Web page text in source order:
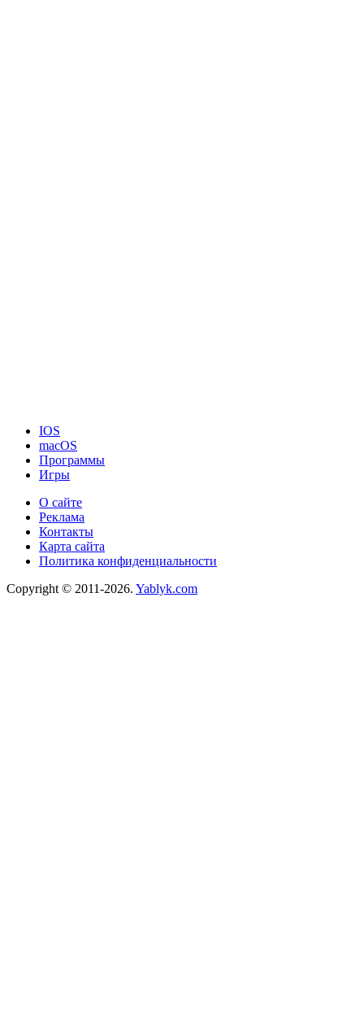
IOS
macOS
Программы
Игры
О сайте
Реклама
Контакты
Карта сайта
Политика конфиденциальности
Copyright © 2011-2026. Yablyk.сom